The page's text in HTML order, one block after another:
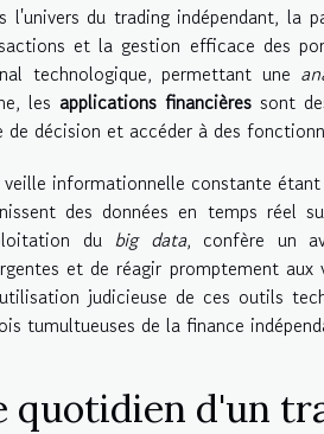
l'univers du trading indépendant, la
et la gestion efficace des
technologique, permettant une
les applications financières sont
de décision et accéder à des
veille informationnelle constante
des données en temps réel
du big data, confère un
et de réagir promptement
judicieuse de ces outils
tumultueuses de la finance
quotidien d'un